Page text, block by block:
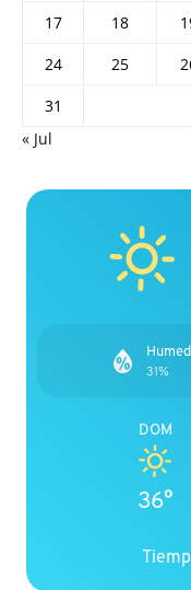
17
18
24
25
31
« Jul
31%
DOM
36°